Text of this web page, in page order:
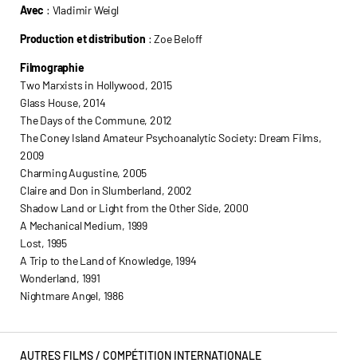
Avec : Vladimir Weigl
Production et distribution : Zoe Beloff
Filmographie
Two Marxists in Hollywood, 2015
Glass House, 2014
The Days of the Commune, 2012
The Coney Island Amateur Psychoanalytic Society: Dream Films,
2009
Charming Augustine, 2005
Claire and Don in Slumberland, 2002
Shadow Land or Light from the Other Side, 2000
A Mechanical Medium, 1999
Lost, 1995
A Trip to the Land of Knowledge, 1994
Wonderland, 1991
Nightmare Angel, 1986
AUTRES FILMS / COMPÉTITION INTERNATIONALE